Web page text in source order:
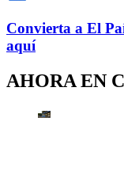
Convierta a El
aquí
AHORA EN